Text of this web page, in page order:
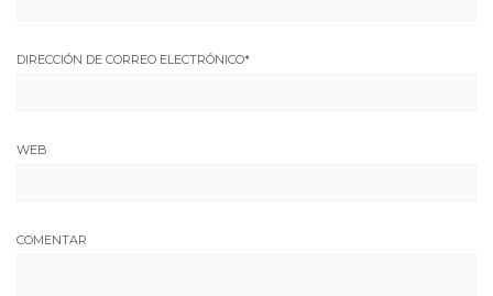
DIRECCIÓN DE CORREO ELECTRÓNICO*
WEB
COMENTAR